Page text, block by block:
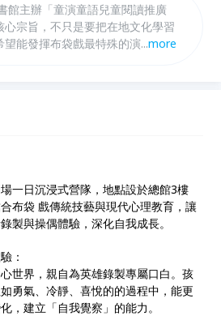
館主辦「童演童語兒童閱讀推廣
宗旨，不只是要把在地文化學習
望能發揮布袋戲最特殊的演繹方
難時可以採取哪些解決方案。這
的能量帶給每一位孩子。
...more
一日沉浸式營隊，地點設於總館3樓
布袋 戲傳統技藝與現代心理教育，讓
製與操偶體驗，深化自我成長。
：
世界，親自為英雄錄製專屬口白。孩
勇氣、冷靜、喜悅的的過程中，能更
，建立「自我覺察」的能力。